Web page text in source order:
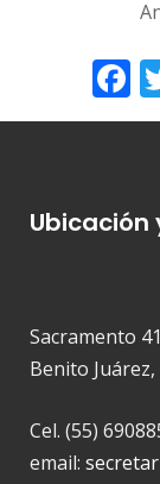
Sacramento
Benito Juárez,
Cel. (55)
email: